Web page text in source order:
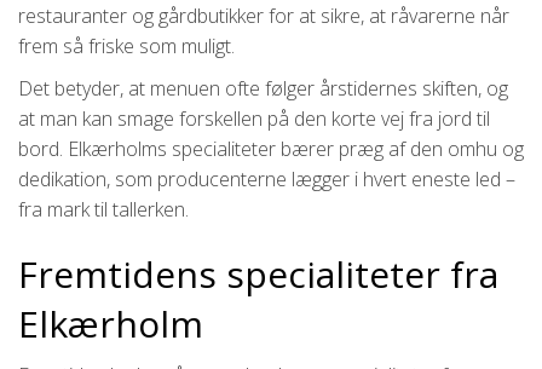
restauranter og gårdbutikker for at sikre, at råvarerne når
frem så friske som muligt.
Det betyder, at menuen ofte følger årstidernes skiften, og
at man kan smage forskellen på den korte vej fra jord til
bord. Elkærholms specialiteter bærer præg af den omhu og
dedikation, som producenterne lægger i hvert eneste led –
fra mark til tallerken.
Fremtidens specialiteter fra
Elkærholm